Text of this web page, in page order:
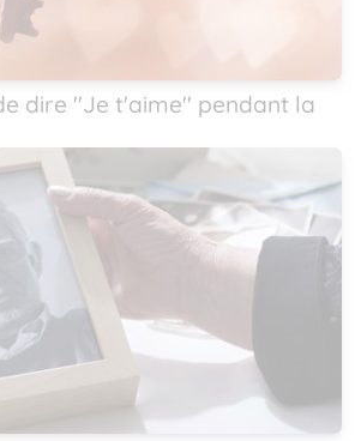
dire ''Je t'aime'' pendant la